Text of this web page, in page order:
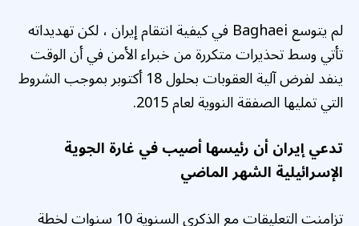
لم يتوسع Baghaei في كيفية انتقام إيران ، لكن تهديداته
تأتي وسط تحذيرات متكررة من خبراء الأمن في أن الوقت
ينفد لفرض آلية العقوبات بحلول 18 أكتوبر بموجب الشروط
التي تمليها الصفقة النووية لعام 2015.
تدعي إيران أن رئيسها أصيب في غارة الجوية
الإسرائيلية الشهر الماضي
تزامنت التعليقات مع الذكرى السنوية 10 سنوات لخطة